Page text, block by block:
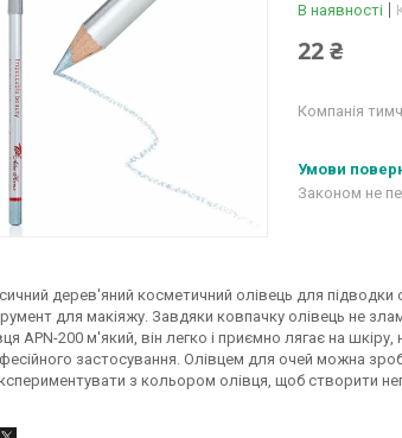
В наявності
22 ₴
Компанія
Законом не
дерев'яний косметичний олівець для підводки
для макіяжу. Завдяки ковпачку олівець не
APN-200 м'який, він легко і приємно лягає на
застосування. Олівцем для очей можна
з кольором олівця, щоб створити